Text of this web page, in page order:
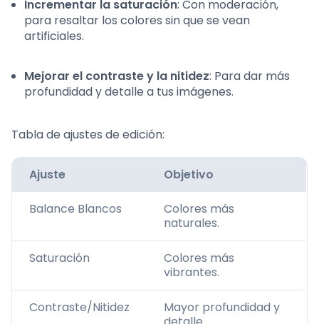
Incrementar la saturación: Con moderación,
para resaltar los colores sin que se vean
artificiales.
Mejorar el contraste y la nitidez: Para dar más
profundidad y detalle a tus imágenes.
Tabla de ajustes de edición:
Ajuste Objetivo
Balance Blancos
Colores más
naturales.
Saturación
Colores más
vibrantes.
Contraste/Nitidez
Mayor profundidad y